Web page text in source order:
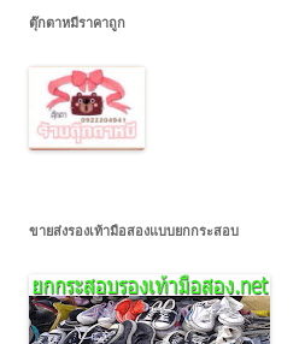
ตุ๊กตาหมีราคาถูก
ขายส่งรองเท้ามือสองแบบยกกระสอบ